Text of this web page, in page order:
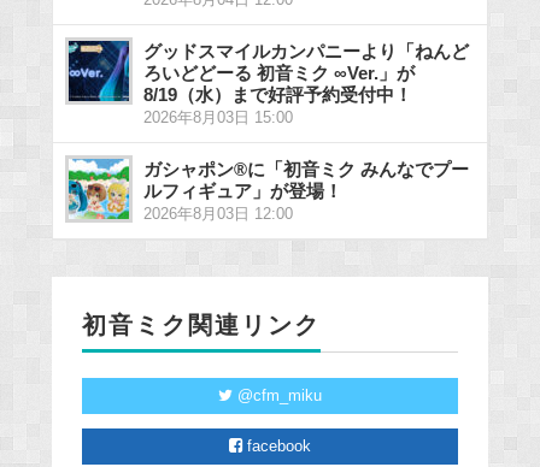
グッドスマイルカンパニーより「ねんど
ろいどどーる 初音ミク ∞Ver.」が
8/19（水）まで好評予約受付中！
2026年8月03日 15:00
ガシャポン®に「初音ミク みんなでプー
ルフィギュア」が登場！
2026年8月03日 12:00
初音ミク関連リンク
@cfm_miku
facebook